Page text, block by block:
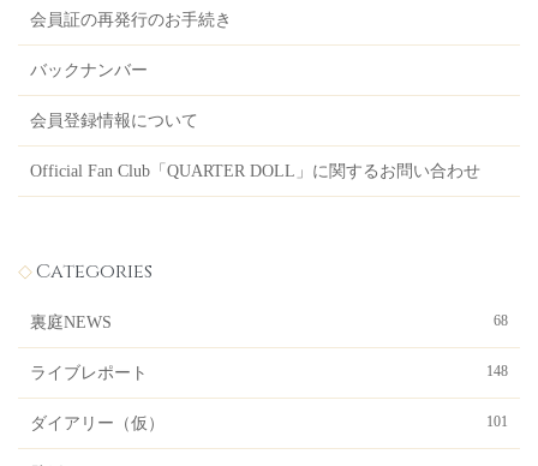
会員証の再発行のお手続き
バックナンバー
会員登録情報について
Official Fan Club「QUARTER DOLL」に関するお問い合わせ
Categories
裏庭NEWS 68
ライブレポート 148
ダイアリー（仮） 101